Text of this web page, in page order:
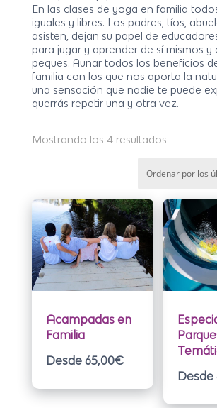
En las clases de yoga en familia
iguales y libres. Los padres, tíos,
asisten, dejan su papel de
para jugar y aprender de sí mismos y
peques. Aunar todos los beneficios
familia con los que nos aporta la
una sensación que nadie te puede
querrás repetir una y otra vez.
Mostrando los 4 resultadosOrdenado
los
Acampadas en
Familia
Desde 65,00€
Desde